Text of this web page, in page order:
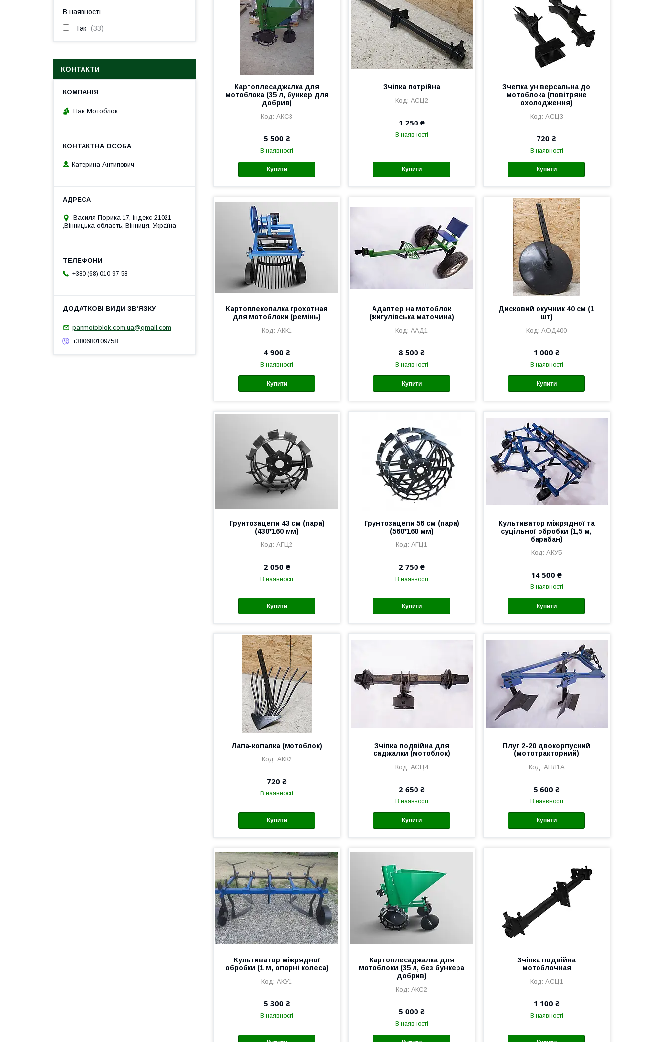
Картоплесаджалка для
мотоблока (35 л, бункер для
добрив)
АКС3
5 500 ₴
В наявності
Купити
Зчіпка потрійна
АСЦ2
1 250 ₴
В наявності
Купити
Зчепка універсальна до
мотоблока (повітряне
охолодження)
АСЦ3
720 ₴
В наявності
Купити
Картоплекопалка грохотная
для мотоблоки (ремінь)
АКК1
4 900 ₴
В наявності
Купити
Адаптер на мотоблок
(жигулівська маточина)
ААД1
8 500 ₴
В наявності
Купити
Дисковий окучник 40 см (1
шт)
АОД400
1 000 ₴
В наявності
Купити
Грунтозацепи 43 см (пара)
(430*160 мм)
АГЦ2
2 050 ₴
В наявності
Купити
Грунтозацепи 56 см (пара)
(560*160 мм)
АГЦ1
2 750 ₴
В наявності
Купити
Культиватор міжрядної та
суцільної обробки (1,5 м,
барабан)
АКУ5
14 500 ₴
В наявності
Купити
Лапа-копалка (мотоблок)
АКК2
720 ₴
В наявності
Купити
Зчіпка подвійна для
саджалки (мотоблок)
АСЦ4
2 650 ₴
В наявності
Купити
Плуг 2-20 двокорпусний
(мототракторний)
АПЛ1А
5 600 ₴
В наявності
Купити
Культиватор міжрядної
обробки (1 м, опорні колеса)
АКУ1
5 300 ₴
В наявності
Картоплесаджалка для
мотоблоки (35 л, без бункера
добрив)
АКС2
5 000 ₴
В наявності
Зчіпка подвійна
мотоблочная
АСЦ1
1 100 ₴
В наявності
В наявності
Так 33
КОНТАКТИ
Пан Мотоблок
Катерина Антипович
Василя Порика 17, індекс 21021
,Вінницька область, Вінниця, Україна
+380 (68) 010-97-58
panmotoblok.com.ua@gmail.com
+380680109758